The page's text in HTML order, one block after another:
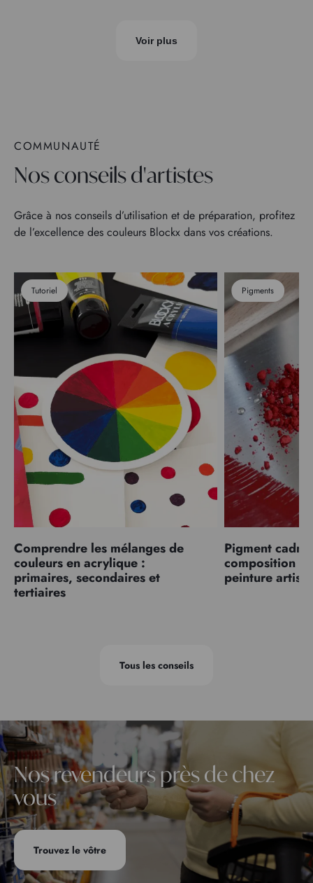
Voir plus
COMMUNAUTÉ
Nos conseils d'artistes
Grâce à nos conseils d’utilisation et de préparation, profitez
de l’excellence des couleurs Blockx dans vos créations.
Tutoriel
Comprendre les mélanges de
couleurs en acrylique :
primaires, secondaires et
tertiaires
Pigments
Pigment
composition
peinture
Tous les conseils
Nos revendeurs près de chez
vous
Trouvez le vôtre